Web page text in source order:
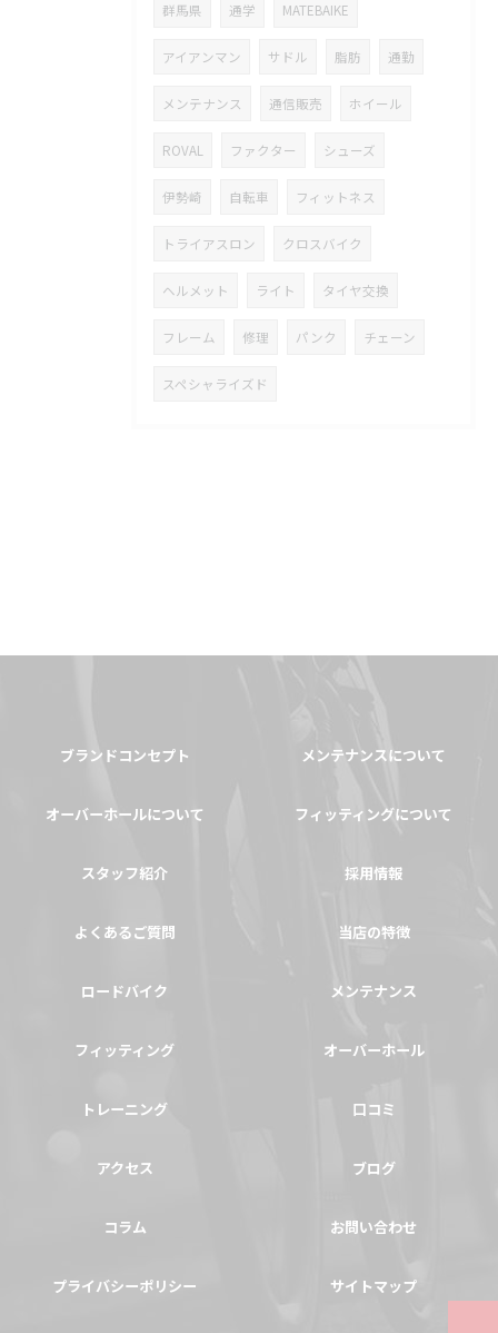
群馬県 通学 MATEBAIKE
アイアンマン サドル 脂肪 通勤
メンテナンス 通信販売 ホイール
ROVAL ファクター シューズ
伊勢崎 自転車 フィットネス
トライアスロン クロスバイク
ヘルメット ライト タイヤ交換
フレーム 修理 パンク チェーン
スペシャライズド
ブランドコンセプト メンテナンスについて
オーバーホールについて フィッティングについて
スタッフ紹介 採用情報
よくあるご質問 当店の特徴
ロードバイク メンテナンス
フィッティング オーバーホール
トレーニング 口コミ
アクセス ブログ
コラム お問い合わせ
プライバシーポリシー サイトマップ